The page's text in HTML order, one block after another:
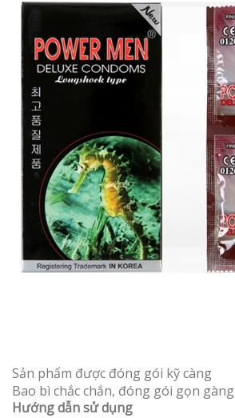
Sản phẩm được đóng gói kỹ càng
Bao bì chắc chắn, đóng gói gọn gàng
Hướng dẫn sử dụng